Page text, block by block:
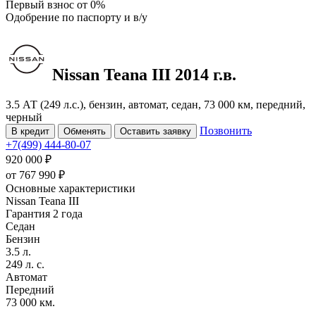
Первый взнос от 0%
Одобрение по паспорту и в/у
Nissan Teana III 2014 г.в.
3.5 АТ (249 л.с.), бензин, автомат, седан, 73 000 км, передний,
черный
В кредит Обменять Оставить заявку
Позвонить
+7(499) 444-80-07
920 000 ₽
от 767 990 ₽
Основные характеристики
Nissan Teana III
Гарантия 2 года
Седан
Бензин
3.5 л.
249 л. с.
Автомат
Передний
73 000 км.